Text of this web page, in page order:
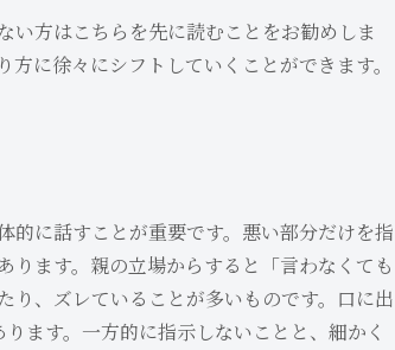
い方はこちらを先に読むことをお勧めしま
に徐々にシフトしていくことができます。
的に話すことが重要です。悪い部分だけを指
ます。親の立場からすると「言わなくても
り、ズレていることが多いものです。口に出
ます。一方的に指示しないことと、細かく